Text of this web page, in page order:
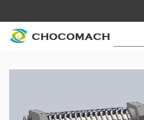
当前位置: 首页/产品中心 核